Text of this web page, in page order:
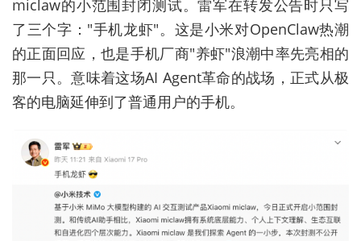
miclaw的小范围封闭测试。雷军在转发公告时只写
了三个字："手机龙虾"。这是小米对OpenClaw热潮
的正面回应，也是手机厂商"养虾"浪潮中率先亮相的
那一只。意味着这场AI Agent革命的战场，正式从极
客的电脑延伸到了普通用户的手机。